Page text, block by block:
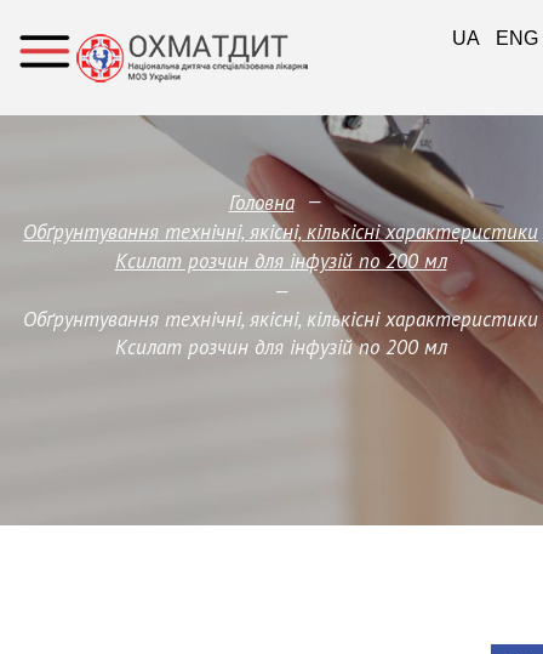
Головна —
Обґрунтування технічні, якісні, кількісні характеристики
Ксилат розчин для інфузій по 200 мл
—
Обґрунтування технічні, якісні, кількісні характеристики
Ксилат розчин для інфузій по 200 мл
UA ENG